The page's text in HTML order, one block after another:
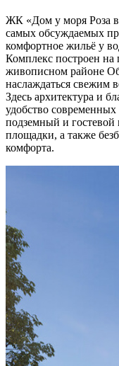
ЖК «Дом у моря Роза
самых обсуждаемых
комфортное жильё у
Комплекс построен
живописном районе
наслаждаться свежим
Здесь архитектура и
удобство
подземный и гостевой
площадки, а также
комфорта.